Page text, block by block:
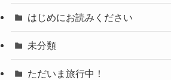
はじめにお読みください
未分類
ただいま旅行中！